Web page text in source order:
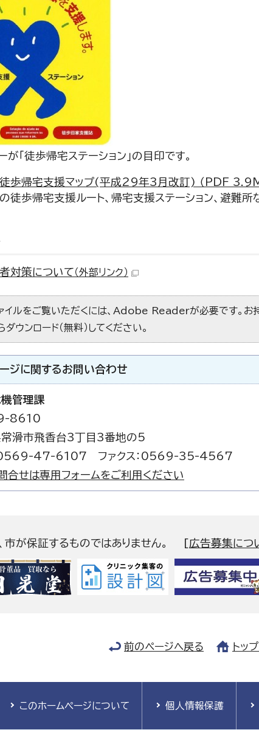
が「徒歩帰宅ステーション」の目印です。
歩帰宅支援マップ(平成29年3月改訂) （PDF
徒歩帰宅支援ルート、帰宅支援ステーション、避難所
対策について（外部リンク）
イルをご覧いただくには、Adobe Readerが必要です。お
ダウンロード（無料）してください。
ジに関するお問い合わせ
管理課
8610
常滑市飛香台3丁目3番地の5
0569-47-6107 ファクス：0569-35-4567
合せは専用フォームをご利用ください
市が保証するものではありません。 [広告募集につ
前のページへ戻る トッ
このホームページについて 個人情報保護